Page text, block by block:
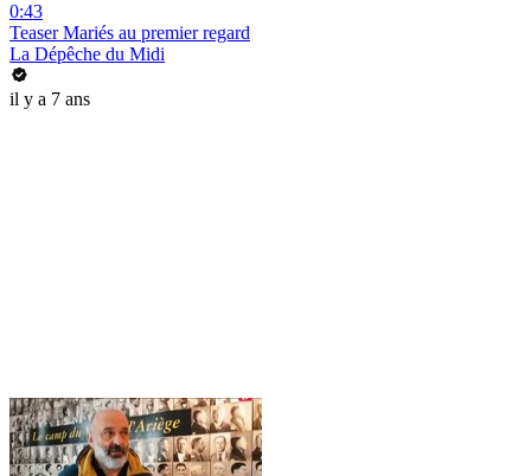
0:43
Teaser Mariés au premier regard
La Dépêche du Midi
il y a 7 ans